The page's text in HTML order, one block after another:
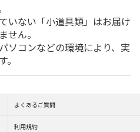
いない「小道具類」はお届け
せん。
ソコンなどの環境により、実
よくあるご質問
利用規約